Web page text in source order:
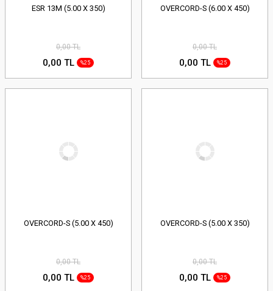
ESR 13M (5.00 X 350)
0,00 TL
0,00 TL %25
OVERCORD-S (6.00 X 450)
0,00 TL
0,00 TL %25
OVERCORD-S (5.00 X 450)
0,00 TL
0,00 TL %25
OVERCORD-S (5.00 X 350)
0,00 TL
0,00 TL %25